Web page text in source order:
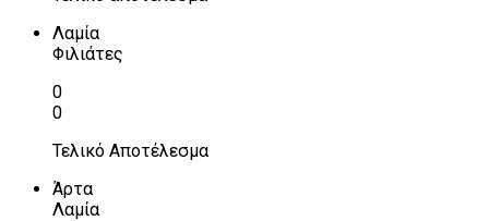
Λαμία
Φιλιάτες
0
0
Τελικό Αποτέλεσμα
Άρτα
Λαμία